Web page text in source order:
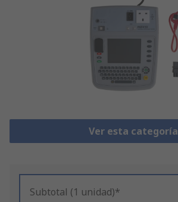
Ver esta categoría
Subtotal (1 unidad)*